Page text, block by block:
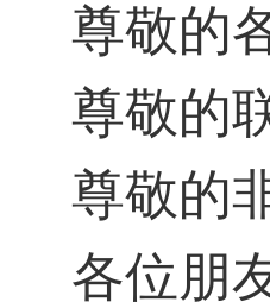
尊敬的
尊敬的
尊敬的
各位朋